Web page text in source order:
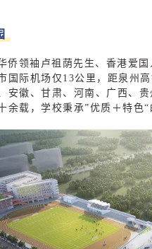
侨领袖卢祖荫先生、香港爱
国际机场仅13公里，距泉州
安徽、甘肃、河南、广西、
余载 ，学校秉承”优质＋特色